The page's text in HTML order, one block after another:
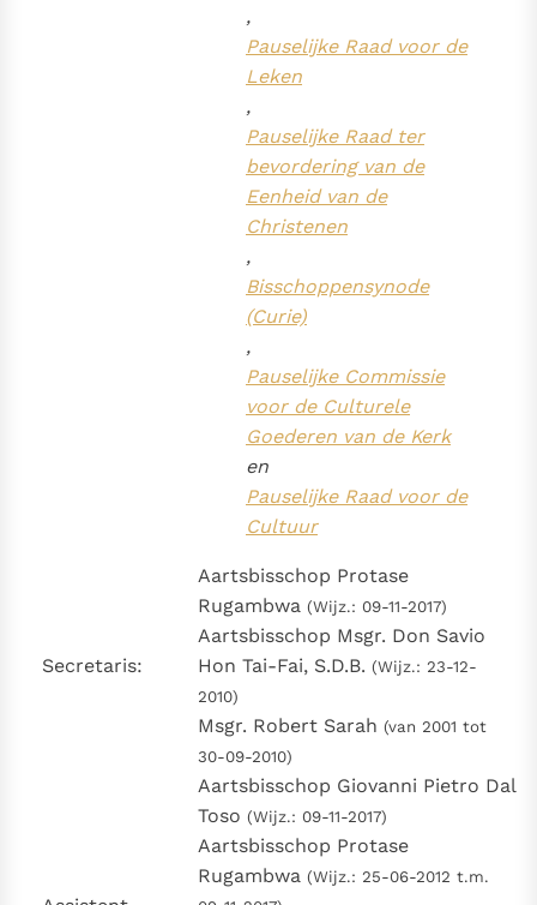
,
Pauselijke Raad voor de
Leken
,
Pauselijke Raad ter
bevordering van de
Eenheid van de
Christenen
,
Bisschoppensynode
(Curie)
,
Pauselijke Commissie
voor de Culturele
Goederen van de Kerk
en
Pauselijke Raad voor de
Cultuur
Secretaris:
Aartsbisschop Protase
Rugambwa (Wijz.: 09-11-2017)
Aartsbisschop Msgr. Don Savio
Hon Tai-Fai, S.D.B. (Wijz.: 23-12-
2010)
Msgr. Robert Sarah (van 2001 tot
30-09-2010)
Aartsbisschop Giovanni Pietro Dal
Toso (Wijz.: 09-11-2017)
Aartsbisschop Protase
Rugambwa (Wijz.: 25-06-2012 t.m.